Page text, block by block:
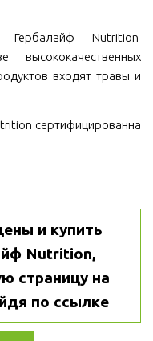
Гербалайф Nutrition
входят травы и
сертифицированна
и купить
Nutrition,
по ссылке